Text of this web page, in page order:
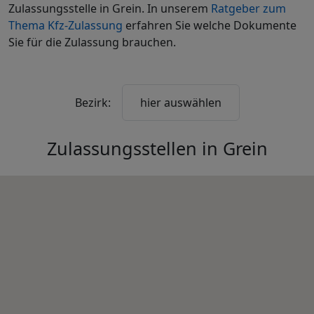
Zulassungsstelle in Grein. In unserem Ratgeber zum
Thema Kfz-Zulassung erfahren Sie welche Dokumente
Sie für die Zulassung brauchen.
Bezirk: hier auswählen
Zulassungsstellen in Grein